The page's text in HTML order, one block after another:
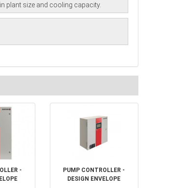
plant size and cooling capacity.
-
PUMP CONTROLLER -
DESIGN ENVELOPE